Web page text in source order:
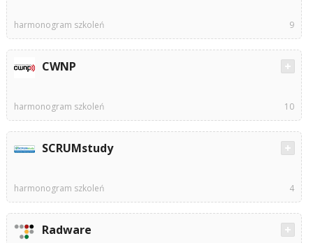
harmonogram szkoleń 9
CWNP
harmonogram szkoleń 10
SCRUMstudy
harmonogram szkoleń 4
Radware